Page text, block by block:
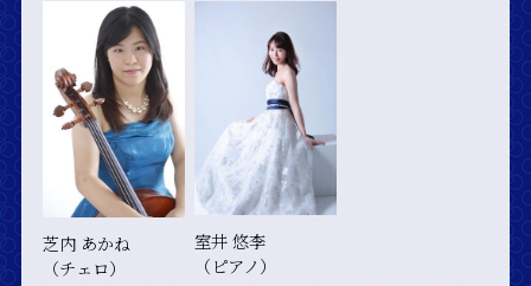
芝内 あかね
（チェロ）
室井 悠李
（ピアノ）